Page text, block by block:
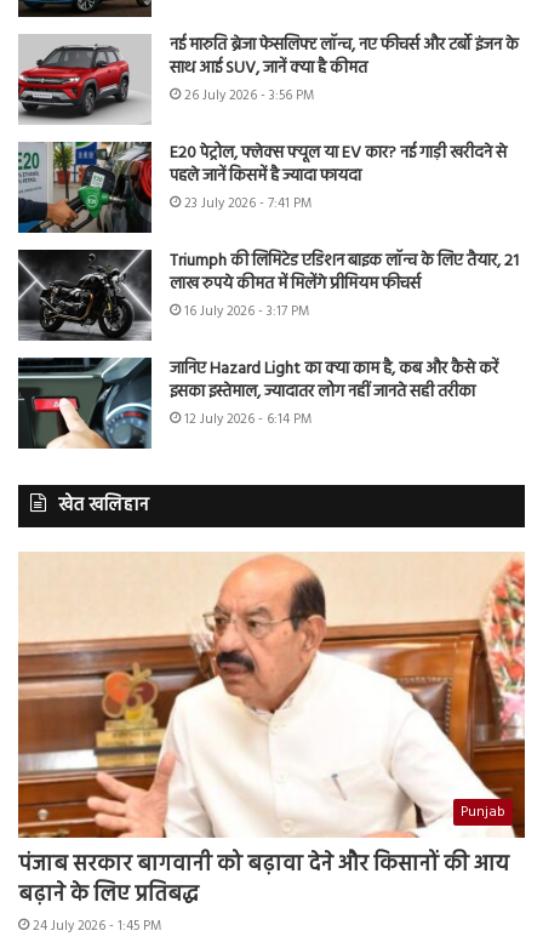
नई मारुति ब्रेजा फेसलिफ्ट लॉन्च, नए फीचर्स और टर्बो इंजन के
साथ आई SUV, जानें क्या है कीमत
26 July 2026 - 3:56 PM
E20 पेट्रोल, फ्लेक्स फ्यूल या EV कार? नई गाड़ी खरीदने से
पहले जानें किसमें है ज्यादा फायदा
23 July 2026 - 7:41 PM
Triumph की लिमिटेड एडिशन बाइक लॉन्च के लिए तैयार, 21
लाख रुपये कीमत में मिलेंगे प्रीमियम फीचर्स
16 July 2026 - 3:17 PM
जानिए Hazard Light का क्या काम है, कब और कैसे करें
इसका इस्तेमाल, ज्यादातर लोग नहीं जानते सही तरीका
12 July 2026 - 6:14 PM
खेत खलिहान
Punjab
पंजाब सरकार बागवानी को बढ़ावा देने और किसानों की आय
बढ़ाने के लिए प्रतिबद्ध
24 July 2026 - 1:45 PM